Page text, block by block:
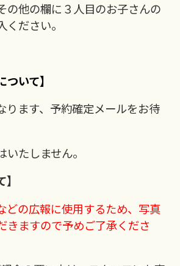
の他の欄に３人目のお子さんの
ださい。
ついて】
ります、予約確定メールをお待
たしません。
どの広報に使用するため、写真
きますので予めご了承くださ